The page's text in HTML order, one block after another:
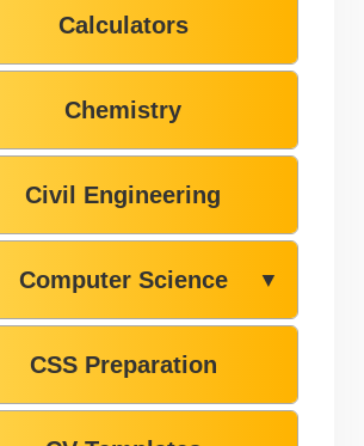
Calculators
Chemistry
Civil Engineering
Computer Science ▼
CSS Preparation